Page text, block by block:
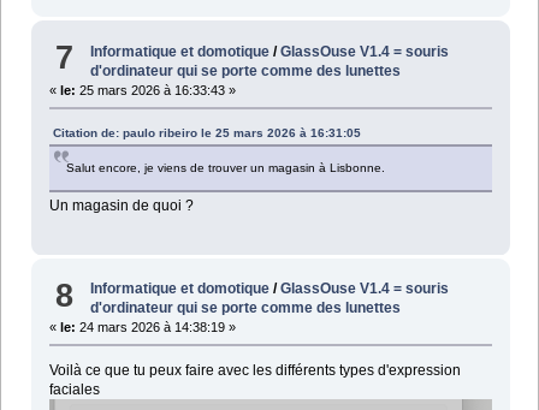
7 Informatique et domotique /GlassOuse V1.4 = souris
d'ordinateur qui se porte comme des lunettes
« le: 25 mars 2026 à 16:33:43 »
Citation de: paulo ribeiro le 25 mars 2026 à 16:31:05
Salut encore, je viens de trouver un magasin à Lisbonne.
Un magasin de quoi ?
8 Informatique et domotique /GlassOuse V1.4 = souris
d'ordinateur qui se porte comme des lunettes
« le: 24 mars 2026 à 14:38:19 »
Voilà ce que tu peux faire avec les différents types d'expression
faciales